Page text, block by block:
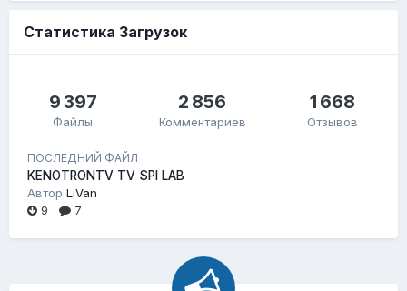
Статистика Загрузок
9 397
Файлы
2 856
Комментариев
1 668
Отзывов
ПОСЛЕДНИЙ ФАЙЛ
KENOTRONTV TV SPI LAB
Автор LiVan
9
7